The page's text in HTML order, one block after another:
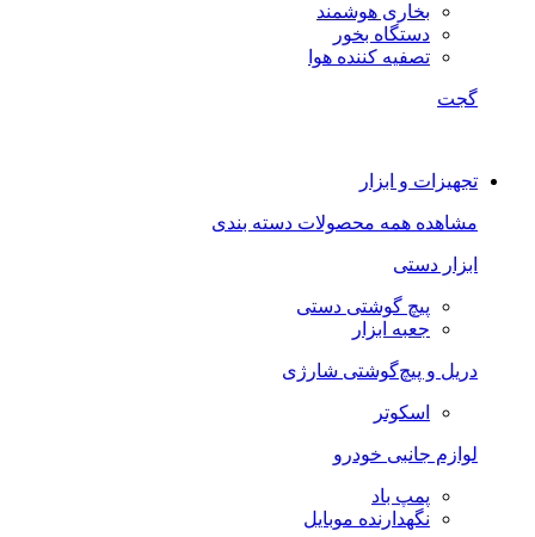
بخاری هوشمند
دستگاه بخور
تصفیه کننده هوا
گجت
تجهیزات و ابزار
مشاهده همه محصولات دسته بندی
ابزار دستی
پیچ گوشتی دستی
جعبه ابزار
دریل و پیچ‌گوشتی شارژی
اسکوتر
لوازم جانبی خودرو
پمپ باد
نگهدارنده موبایل